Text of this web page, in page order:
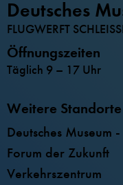
Deutsches
FLUGWERFT
Öffnungszeiten
Täglich 9 – 17 Uhr
Weitere Standorte
Deutsches Museum
Forum der Zukunft
Verkehrszentrum